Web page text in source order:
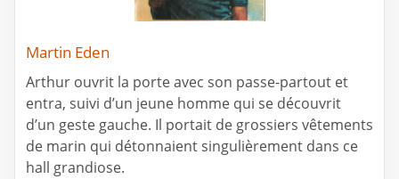
Martin Eden
Arthur ouvrit la porte avec son passe-partout et
entra, suivi d’un jeune homme qui se découvrit
d’un geste gauche. Il portait de grossiers vêtements
de marin qui détonnaient singulièrement dans ce
hall grandiose.